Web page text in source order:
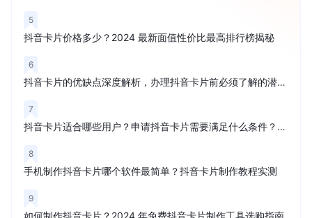
5
抖音卡片价格多少？2024 最新面值性价比最高排行榜揭秘
6
抖音卡片的优缺点深度解析，办理抖音卡片前必须了解的潜在风险
7
抖音卡片适合哪些用户？申请抖音卡片需要满足什么条件？权威解读
8
手机制作抖音卡片哪个软件最简单？抖音卡片制作教程实测
9